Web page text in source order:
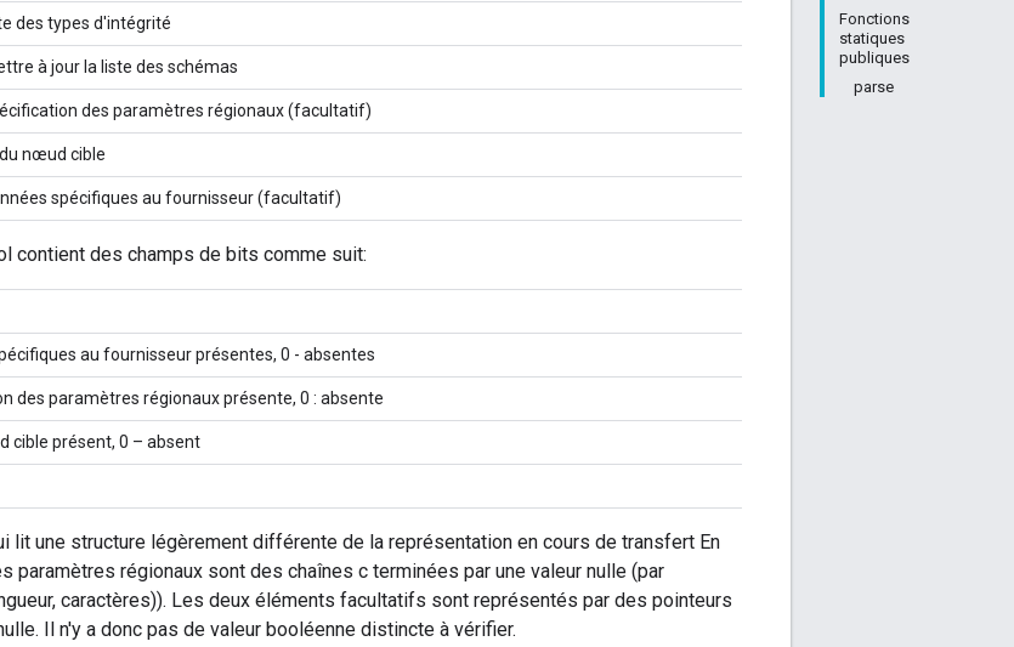
Fonctions
statiques
publiques
parse
des types d'intégrité
à jour la liste des schémas
des paramètres régionaux (facultatif)
du nœud cible
spécifiques au fournisseur (facultatif)
contient des champs de bits comme suit:
au fournisseur présentes, 0 - absentes
des paramètres régionaux présente, 0 : absente
cible présent, 0 – absent
lit une structure légèrement différente de la représentation en cours de transfert En
paramètres régionaux sont des chaînes c terminées par une valeur nulle (par
caractères)). Les deux éléments facultatifs sont représentés par des pointeurs
Il n'y a donc pas de valeur booléenne distincte à vérifier.